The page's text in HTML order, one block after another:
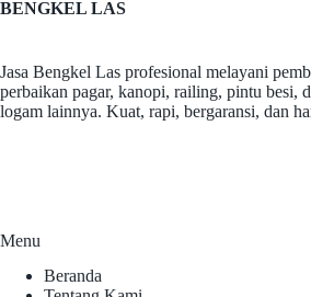
BENGKEL LAS
Jasa Bengkel Las profesional melayani
perbaikan pagar, kanopi, railing, pintu besi,
logam lainnya. Kuat, rapi, bergaransi, dan
Menu
Beranda